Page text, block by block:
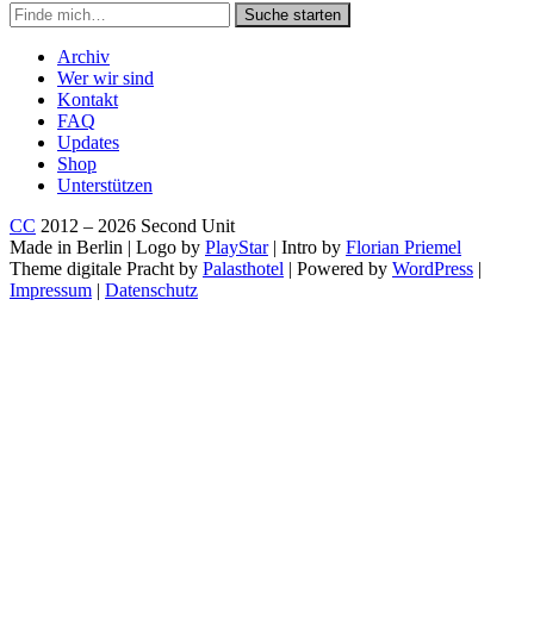
Suche
in
https://secondunit-
podcast.de/
Suche starten
Archiv
Wer wir sind
Kontakt
FAQ
Updates
Shop
Unterstützen
CC 2012 – 2026 Second Unit
Made in Berlin | Logo by PlayStar| Intro by Florian Priemel
Theme digitale Pracht by Palasthotel | Powered by WordPress |
Impressum | Datenschutz